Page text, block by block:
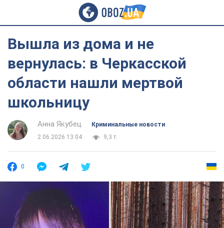
Вышла из дома и не
вернулась: в Черкасской
области нашли мертвой
школьницу
Анна Якубец
Криминальные новости
2.06.2026 13:04
9,3 т.
0